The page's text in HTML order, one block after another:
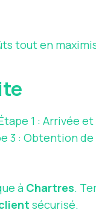
tout en
1 : Arrivée
: Obtention
à Chartres.
sécurisé.